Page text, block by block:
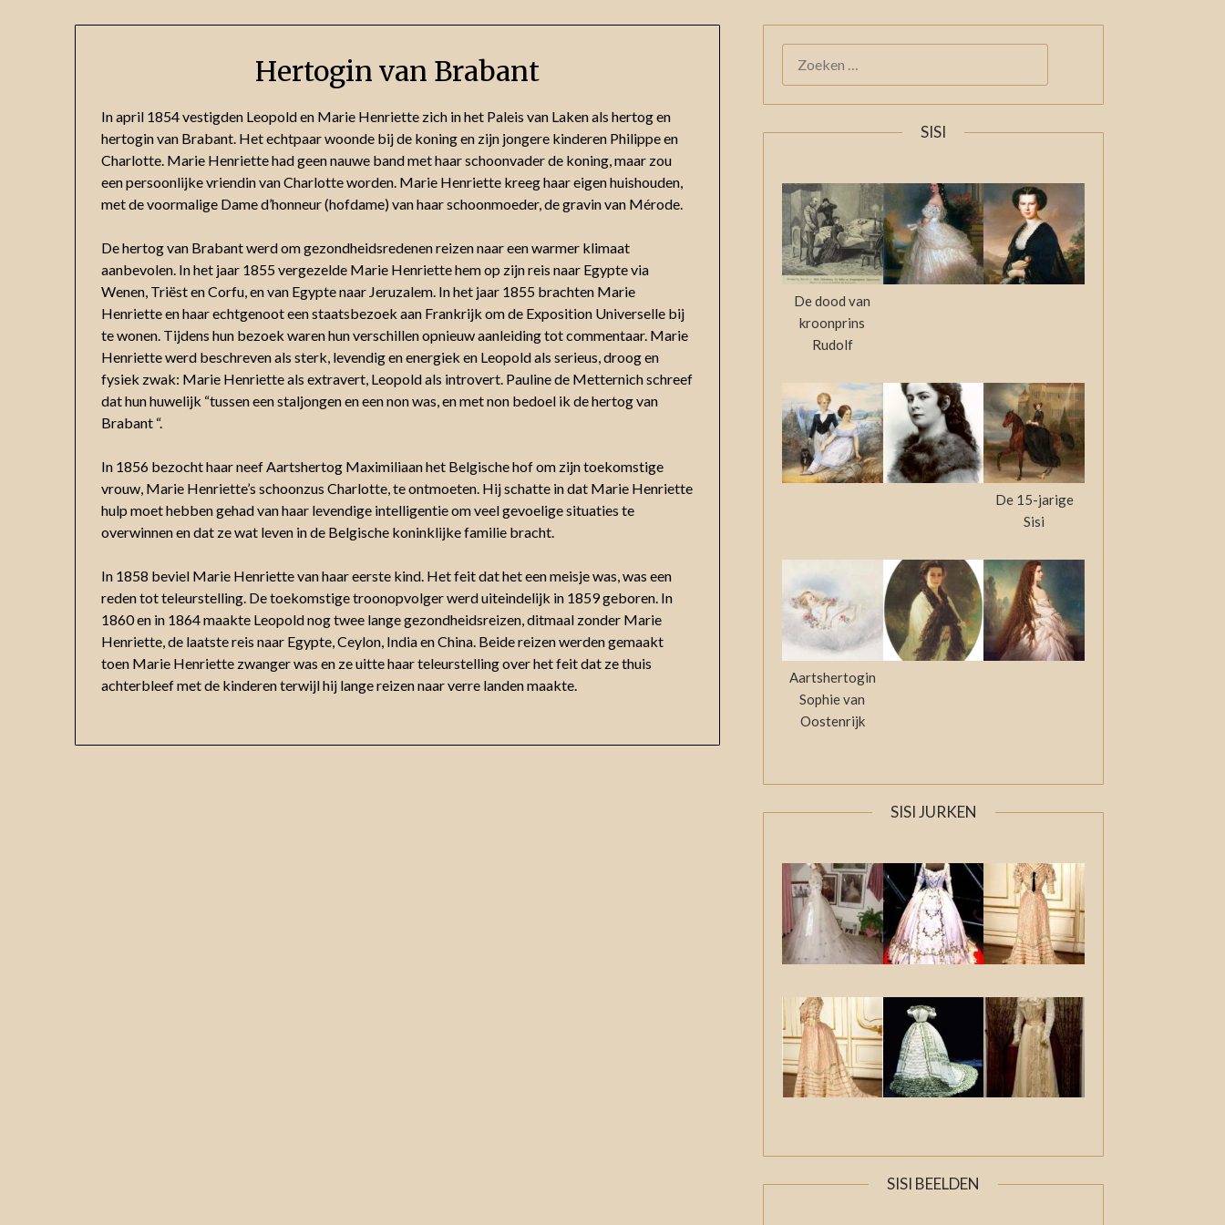
Hertogin van Brabant
In april 1854 vestigden Leopold en Marie Henriette zich in het Paleis van Laken als hertog en
hertogin van Brabant. Het echtpaar woonde bij de koning en zijn jongere kinderen Philippe en
Charlotte. Marie Henriette had geen nauwe band met haar schoonvader de koning, maar zou
een persoonlijke vriendin van Charlotte worden. Marie Henriette kreeg haar eigen huishouden,
met de voormalige Dame d’honneur (hofdame) van haar schoonmoeder, de gravin van Mérode.
De hertog van Brabant werd om gezondheidsredenen reizen naar een warmer klimaat
aanbevolen. In het jaar 1855 vergezelde Marie Henriette hem op zijn reis naar Egypte via
Wenen, Triëst en Corfu, en van Egypte naar Jeruzalem. In het jaar 1855 brachten Marie
Henriette en haar echtgenoot een staatsbezoek aan Frankrijk om de Exposition Universelle bij
te wonen. Tijdens hun bezoek waren hun verschillen opnieuw aanleiding tot commentaar. Marie
Henriette werd beschreven als sterk, levendig en energiek en Leopold als serieus, droog en
fysiek zwak: Marie Henriette als extravert, Leopold als introvert. Pauline de Metternich schreef
dat hun huwelijk “tussen een staljongen en een non was, en met non bedoel ik de hertog van
Brabant “.
In 1856 bezocht haar neef Aartshertog Maximiliaan het Belgische hof om zijn toekomstige
vrouw, Marie Henriette’s schoonzus Charlotte, te ontmoeten. Hij schatte in dat Marie Henriette
hulp moet hebben gehad van haar levendige intelligentie om veel gevoelige situaties te
overwinnen en dat ze wat leven in de Belgische koninklijke familie bracht.
In 1858 beviel Marie Henriette van haar eerste kind. Het feit dat het een meisje was, was een
reden tot teleurstelling. De toekomstige troonopvolger werd uiteindelijk in 1859 geboren. In
1860 en in 1864 maakte Leopold nog twee lange gezondheidsreizen, ditmaal zonder Marie
Henriette, de laatste reis naar Egypte, Ceylon, India en China. Beide reizen werden gemaakt
toen Marie Henriette zwanger was en ze uitte haar teleurstelling over het feit dat ze thuis
achterbleef met de kinderen terwijl hij lange reizen naar verre landen maakte.
NAAR:
SISI
De dood van
kroonprins
Rudolf
De 15-jarige
Sisi
Aartshertogin
Sophie van
Oostenrijk
SISI JURKEN
SISI BEELDEN